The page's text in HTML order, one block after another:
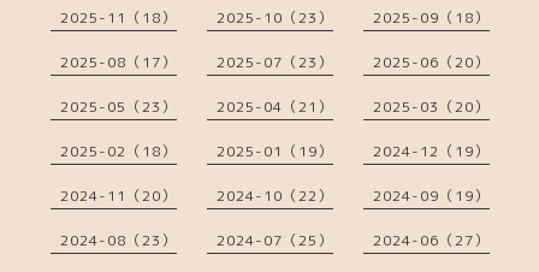
2025-11（18） 2025-10（23） 2025-09（18）
2025-08（17） 2025-07（23） 2025-06（20）
2025-05（23） 2025-04（21） 2025-03（20）
2025-02（18） 2025-01（19） 2024-12（19）
2024-11（20） 2024-10（22） 2024-09（19）
2024-08（23） 2024-07（25） 2024-06（27）